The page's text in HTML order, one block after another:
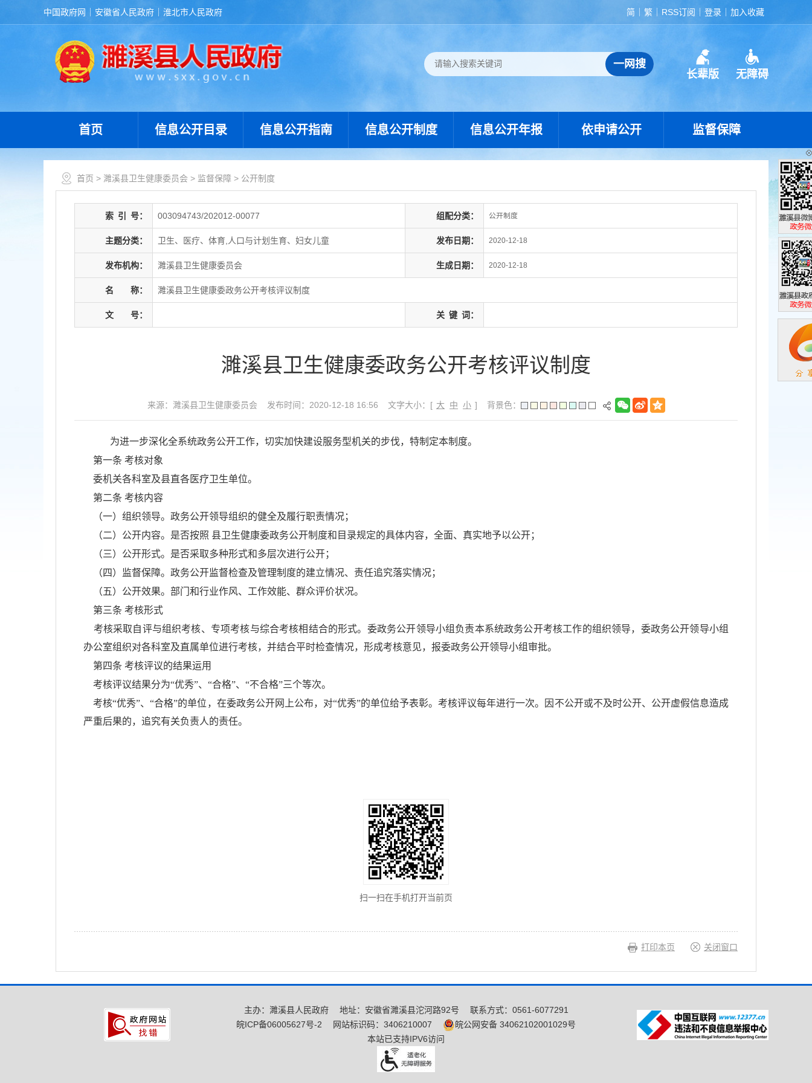
中国政府网 安徽省人民政府 淮北市人民政府 简 繁 RSS订阅 登录 加入收藏
长辈版 无障碍
首页 信息公开目录 信息公开指南 信息公开制度 信息公开年报 依申请公开 监督保障
首页 > 濉溪县卫生健康委员会 > 监督保障 > 公开制度
索 引 号： 003094743/202012-00077 组配分类： 公开制度
主题分类： 卫生、医疗、体育,人口与计划生育、妇女儿童 发布日期： 2020-12-18
发布机构： 濉溪县卫生健康委员会 生成日期： 2020-12-18
名 称： 濉溪县卫生健康委政务公开考核评议制度
文 号： 关 键 词：
濉溪县卫生健康委政务公开考核评议制度
来源：濉溪县卫生健康委员会 发布时间：2020-12-18 16:56 文字大小：[ 大 中 小 ] 背景色：
为进一步深化全系统政务公开工作，切实加快建设服务型机关的步伐，特制定本制度。
第一条 考核对象
委机关各科室及县直各医疗卫生单位。
第二条 考核内容
（一）组织领导。政务公开领导组织的健全及履行职责情况；
（二）公开内容。是否按照 县卫生健康委政务公开制度和目录规定的具体内容，全面、真实地予以公开；
（三）公开形式。是否采取多种形式和多层次进行公开；
（四）监督保障。政务公开监督检查及管理制度的建立情况、责任追究落实情况；
（五）公开效果。部门和行业作风、工作效能、群众评价状况。
第三条 考核形式
考核采取自评与组织考核、专项考核与综合考核相结合的形式。委政务公开领导小组负责本系统政务公开考核工作的组织领导，委政务公开领导小组
办公室组织对各科室及直属单位进行考核，并结合平时检查情况，形成考核意见，报委政务公开领导小组审批。
第四条 考核评议的结果运用
考核评议结果分为“优秀”、“合格”、“不合格”三个等次。
考核“优秀”、“合格”的单位，在委政务公开网上公布，对“优秀”的单位给予表彰。考核评议每年进行一次。因不公开或不及时公开、公开虚假信息造成
严重后果的，追究有关负责人的责任。
扫一扫在手机打开当前页
打印本页 关闭窗口
主办：濉溪县人民政府 地址：安徽省濉溪县沱河路92号
联系方式：0561-6077291
皖ICP备06005627号-2
网站标识码：3406210007
皖公网安备 34062102001029号
本站已支持IPV6访问
濉溪县政
政务微博
濉溪县政
政务微信